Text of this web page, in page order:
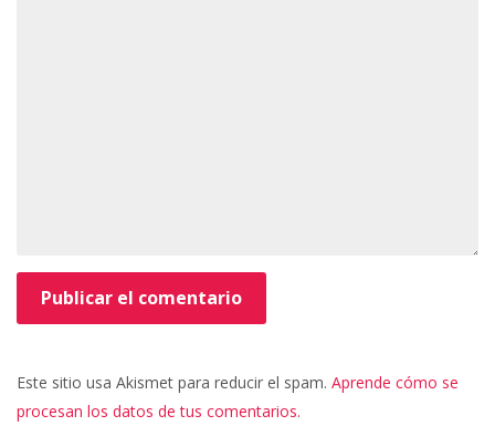
Este sitio usa Akismet para reducir el spam. Aprende cómo se
procesan los datos de tus comentarios.